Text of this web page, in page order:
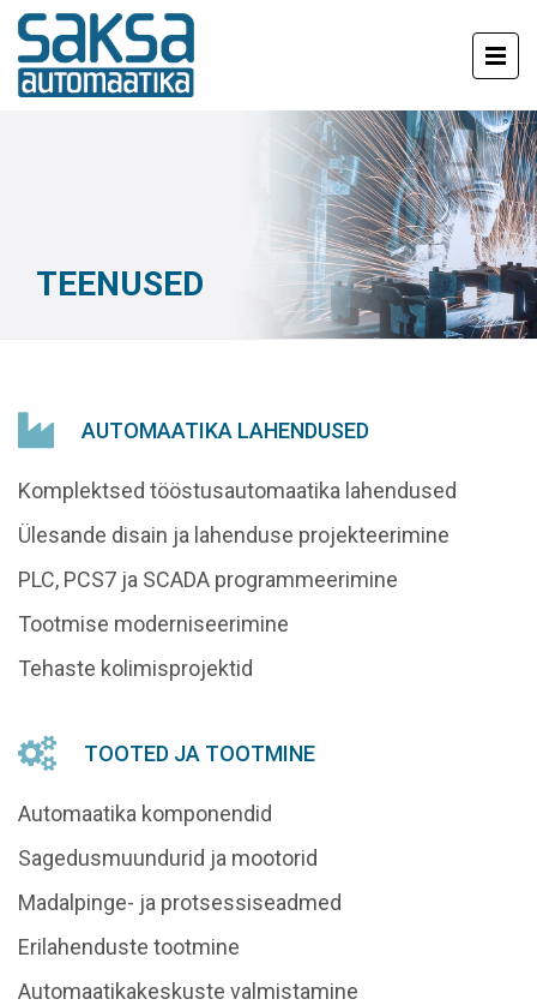
TEENUSED
AUTOMAATIKA LAHENDUSED
Komplektsed tööstusautomaatika lahendused
Ülesande disain ja lahenduse projekteerimine
PLC, PCS7 ja SCADA programmeerimine
Tootmise moderniseerimine
Tehaste kolimisprojektid
TOOTED JA TOOTMINE
Automaatika komponendid
Sagedusmuundurid ja mootorid
Madalpinge- ja protsessiseadmed
Erilahenduste tootmine
Automaatikakeskuste valmistamine